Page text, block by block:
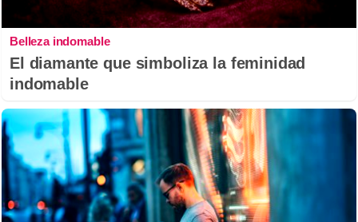
Belleza indomable
El diamante que simboliza la feminidad
indomable